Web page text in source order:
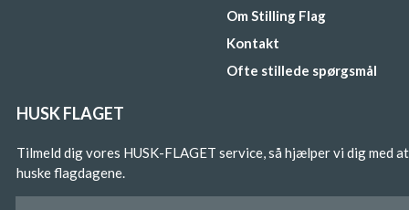
Om Stilling Flag
Kontakt
Ofte stillede spørgsmål
HUSK FLAGET
Tilmeld dig vores HUSK-FLAGET service, så hjælper vi dig med at
huske flagdagene.